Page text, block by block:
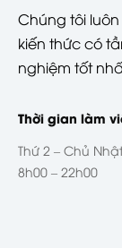
Chúng tôi
kiến thức có
nghiệm tốt
Thời gian làm
Thứ 2 – Chủ
8h00 – 22h00